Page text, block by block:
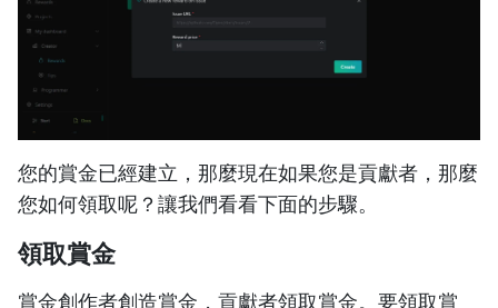
您的賞金已經建立，那麼現在如果您是貢獻者，那麼
您如何領取呢？讓我們看看下面的步驟。
領取賞金
賞金創作者創造賞金，貢獻者領取賞金。要領取賞